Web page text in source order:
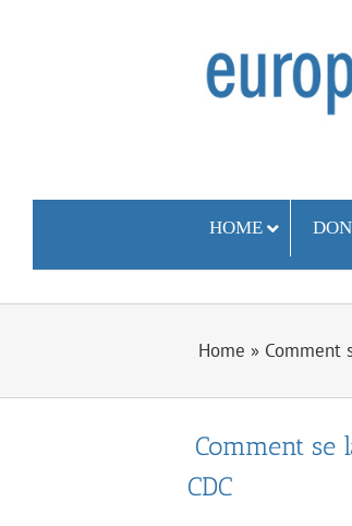
HOME
Home » Comment
Comment se
CDC